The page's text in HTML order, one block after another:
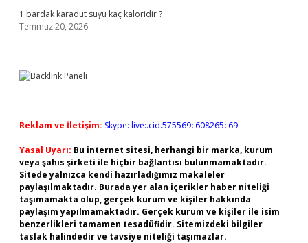
1 bardak karadut suyu kaç kaloridir ?
Temmuz 20, 2026
Reklam ve İletişim: Skype: live:.cid.575569c608265c69
Yasal Uyarı: Bu internet sitesi, herhangi bir marka, kurum
veya şahıs şirketi ile hiçbir bağlantısı bulunmamaktadır.
Sitede yalnızca kendi hazırladığımız makaleler
paylaşılmaktadır. Burada yer alan içerikler haber niteliği
taşımamakta olup, gerçek kurum ve kişiler hakkında
paylaşım yapılmamaktadır. Gerçek kurum ve kişiler ile isim
benzerlikleri tamamen tesadüfidir. Sitemizdeki bilgiler
taslak halindedir ve tavsiye niteliği taşımazlar.